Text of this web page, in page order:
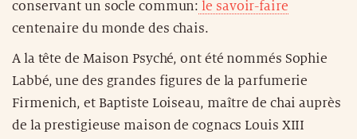
conservant un socle commun: le savoir-faire
centenaire du monde des chais.
A la tête de Maison Psyché, ont été nommés Sophie
Labbé, une des grandes figures de la parfumerie
Firmenich, et Baptiste Loiseau, maître de chai auprès
de la prestigieuse maison de cognacs Louis XIII